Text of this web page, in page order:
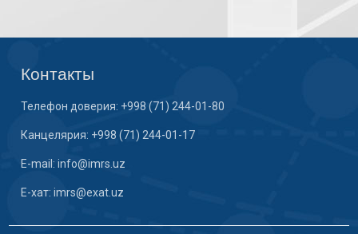
Контакты
Телефон доверия: +998 (71) 244-01-80
Канцелярия: +998 (71) 244-01-17
E-mail: info@imrs.uz
E-хат: imrs@exat.uz